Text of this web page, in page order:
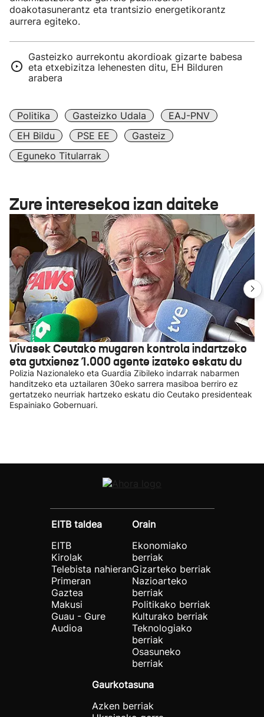
doakotasunerantz eta trantsizio energetikorantz
aurrera egiteko.
Gasteizko aurrekontu akordioak gizarte babesa
eta etxebizitza lehenesten ditu, EH Bilduren
arabera
Politika Gasteizko Udala
EAJ-PNV
EH Bildu
PSE EE
Gasteiz
Eguneko Titularrak
Zure interesekoa izan daiteke
Vivasek Ceutako mugaren kontrola indartzeko
eta gutxienez 1.000 agente izateko eskatu du
Polizia Nazionaleko eta Guardia Zibileko indarrak nabarmen
handitzeko eta uztailaren 30eko sarrera masiboa berriro ez
gertatzeko neurriak hartzeko eskatu dio Ceutako presidenteak
Espainiako Gobernuari.
EITB taldea
EITB
Kirolak
Telebista nahieran
Primeran
Gaztea
Makusi
Guau - Gure
Audioa
Orain
Ekonomiako
berriak
Gizarteko berriak
Nazioarteko
berriak
Politikako berriak
Kulturako berriak
Teknologiako
berriak
Osasuneko
berriak
Gaurkotasuna
Azken berriak